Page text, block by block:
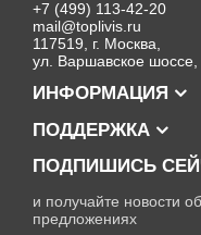
+7 (499) 113-42-20
mail@toplivis.ru
117519, г. Москва,
ул. Варшавское шоссе,
ИНФОРМАЦИЯ
ПОДДЕРЖКА
ПОДПИШИСЬ
и получайте новости
предложениях